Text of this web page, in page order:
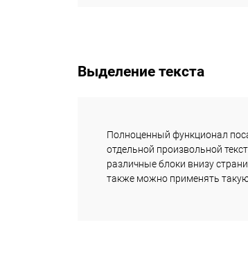
Выделение текста
Полноценный функционал
отдельной произвольной
различные блоки внизу
также можно применять